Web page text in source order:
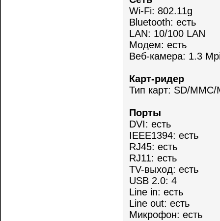
Wi-Fi: 802.11g
Bluetooth: есть
LAN: 10/100 LAN
Модем: есть
Веб-камера: 1.3
Карт-ридер
Тип карт: SD/
Порты
DVI: есть
IEEE1394: есть
RJ45: есть
RJ11: есть
TV-выход: есть
USB 2.0: 4
Line in: есть
Line out: есть
Микрофон: есть